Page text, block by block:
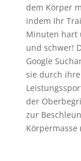
dem Körper
indem Ihr
Minuten hart
und schwer!
Google
sie durch
der
zur
Körpermasse